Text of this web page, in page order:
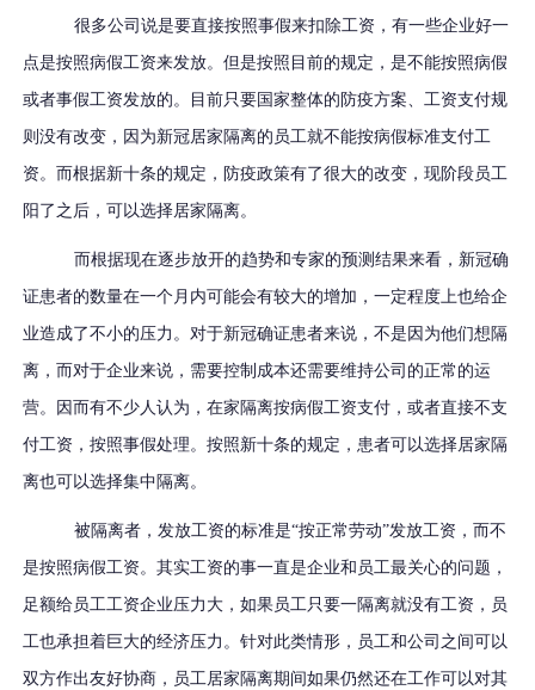
很多公司说是要直接按照事假来扣除工资，有一些企业好一
点是按照病假工资来发放。但是按照目前的规定，是不能按照病假
或者事假工资发放的。目前只要国家整体的防疫方案、工资支付规
则没有改变，因为新冠居家隔离的员工就不能按病假标准支付工
资。而根据新十条的规定，防疫政策有了很大的改变，现阶段员工
阳了之后，可以选择居家隔离。
而根据现在逐步放开的趋势和专家的预测结果来看，新冠确
证患者的数量在一个月内可能会有较大的增加，一定程度上也给企
业造成了不小的压力。对于新冠确证患者来说，不是因为他们想隔
离，而对于企业来说，需要控制成本还需要维持公司的正常的运
营。因而有不少人认为，在家隔离按病假工资支付，或者直接不支
付工资，按照事假处理。按照新十条的规定，患者可以选择居家隔
离也可以选择集中隔离。
被隔离者，发放工资的标准是“按正常劳动”发放工资，而不
是按照病假工资。其实工资的事一直是企业和员工最关心的问题，
足额给员工工资企业压力大，如果员工只要一隔离就没有工资，员
工也承担着巨大的经济压力。针对此类情形，员工和公司之间可以
双方作出友好协商，员工居家隔离期间如果仍然还在工作可以对其